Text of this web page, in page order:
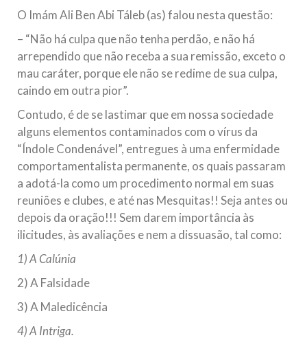
O Imám Ali Ben Abi Táleb (as) falou nesta questão:
– “Não há culpa que não tenha perdão, e não há
arrependido que não receba a sua remissão, exceto o
mau caráter, porque ele não se redime de sua culpa,
caindo em outra pior”.
Contudo, é de se lastimar que em nossa sociedade
alguns elementos contaminados com o vírus da
“Índole Condenável”, entregues à uma enfermidade
comportamentalista permanente, os quais passaram
a adotá-la como um procedimento normal em suas
reuniões e clubes, e até nas Mesquitas!! Seja antes ou
depois da oração!!! Sem darem importância às
ilicitudes, às avaliações e nem a dissuasão, tal como:
1) A Calúnia
2) A Falsidade
3) A Maledicência
4) A Intriga.